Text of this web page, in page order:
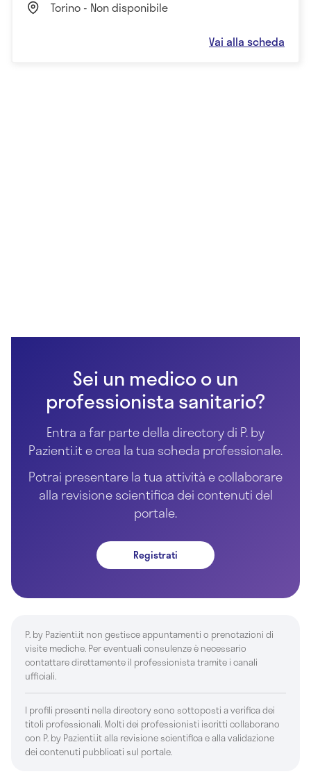
Torino - Non disponibile
Vai alla scheda
Sei un medico o un
professionista sanitario?
Entra a far parte della directory di P. by
Pazienti.it e crea la tua scheda professionale.
Potrai presentare la tua attività e collaborare
alla revisione scientifica dei contenuti del
portale.
Registrati
P. by Pazienti.it non gestisce appuntamenti o prenotazioni di
visite mediche. Per eventuali consulenze è necessario
contattare direttamente il professionista tramite i canali
ufficiali.
I profili presenti nella directory sono sottoposti a verifica dei
titoli professionali. Molti dei professionisti iscritti collaborano
con P. by Pazienti.it alla revisione scientifica e alla validazione
dei contenuti pubblicati sul portale.